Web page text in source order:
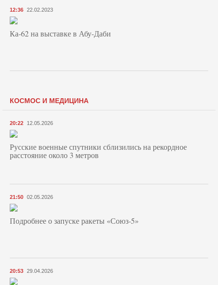
12:36 22.02.2023
Ка-62 на выставке в Абу-Даби
КОСМОС И МЕДИЦИНА
20:22 12.05.2026
Русские военные спутники сблизились на рекордное
расстояние около 3 метров
21:50 02.05.2026
Подробнее о запуске ракеты «Союз‑5»
20:53 29.04.2026